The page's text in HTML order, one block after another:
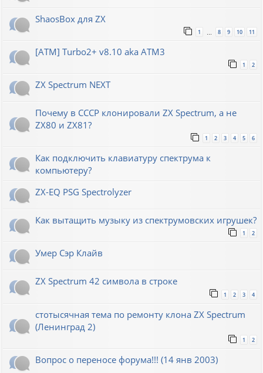
ShaosBox для ZX
1 … 8 9 10 11
[ATM] Turbo2+ v8.10 aka ATM3
1 2
ZX Spectrum NEXT
Почему в СССР клонировали ZX Spectrum, а не
ZX80 и ZX81?
1 2 3 4 5 6
Как подключить клавиатуру спектрума к
компьютеру?
ZX-EQ PSG Spectrolyzer
Как вытащить музыку из спектрумовских игрушек?
1 2
Умер Сэр Клайв
ZX Spectrum 42 символа в строке
1 2 3 4
стотысячная тема по ремонту клона ZX Spectrum
(Ленинград 2)
1 2
Вопрос о переносе форума!!! (14 янв 2003)